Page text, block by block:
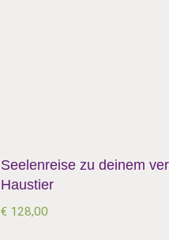
Seelenreise zu deinem
Haustier
€ 128,00